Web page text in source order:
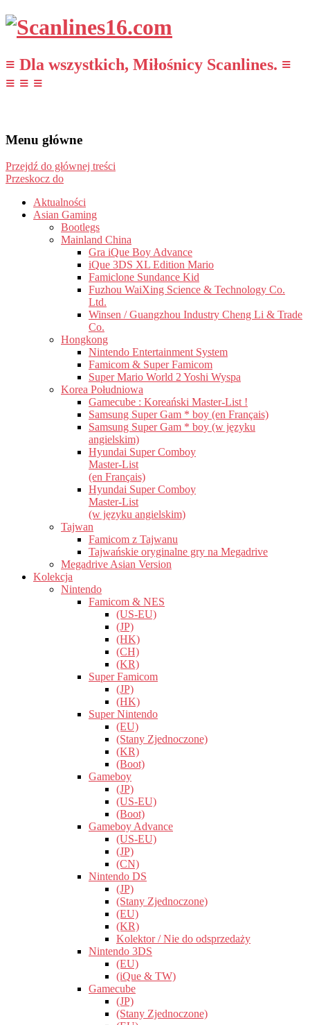
≡ Dla wszystkich, Miłośnicy Scanlines. ≡
≡ ≡ ≡
Menu główne
Przejdź do głównej treści
Przeskocz do
Aktualności
Asian Gaming
Bootlegs
Mainland China
Gra iQue Boy Advance
iQue 3DS XL Edition Mario
Famiclone Sundance Kid
Fuzhou WaiXing Science & Technology Co.
Ltd.
Winsen / Guangzhou Industry Cheng Li & Trade
Co.
Hongkong
Nintendo Entertainment System
Famicom & Super Famicom
Super Mario World 2 Yoshi Wyspa
Korea Południowa
Gamecube : Koreański Master-List !
Samsung Super Gam * boy (en Français)
Samsung Super Gam * boy (w języku
angielskim)
Hyundai Super Comboy
Master-List
(en Français)
Hyundai Super Comboy
Master-List
(w języku angielskim)
Tajwan
Famicom z Tajwanu
Tajwańskie oryginalne gry na Megadrive
Megadrive Asian Version
Kolekcja
Nintendo
Famicom & NES
(US-EU)
(JP)
(HK)
(CH)
(KR)
Super Famicom
(JP)
(HK)
Super Nintendo
(EU)
(Stany Zjednoczone)
(KR)
(Boot)
Gameboy
(JP)
(US-EU)
(Boot)
Gameboy Advance
(US-EU)
(JP)
(CN)
Nintendo DS
(JP)
(Stany Zjednoczone)
(EU)
(KR)
Kolektor / Nie do odsprzedaży
Nintendo 3DS
(EU)
(iQue & TW)
Gamecube
(JP)
(Stany Zjednoczone)